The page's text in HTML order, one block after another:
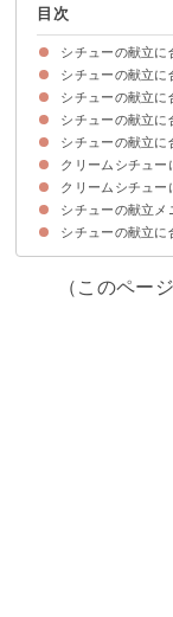
目次
シチューの献立に
シチューの献立に
①春巻き
②卵と豚肉のピ
③鶏胸肉のカレ
④煮豚
シチューの献立に
①鮭のバター醤
②白身魚のムニ
③エビフライ
④イカのペペロ
シチューの献立に
①スパニッシュ
②豆腐コロッケ
③チョレギサラ
④豆腐ステーキ
⑤生ハムカマン
シチューの献立に
①ほうれん草の
②トマトのファ
③マッシュルー
④トマトツナサ
クリームシチュー
①トマトのピラ
②カレーピラフ
③チャーハン
④炊き込みご飯
⑤ボンゴレビア
クリームシチュー
①卵のサンドイ
②オープンサン
③ごぼうのピタ
シチューの献立メ
シチュー献立
シチュー献立
シチュー献立
シチューの献立に
（このペー